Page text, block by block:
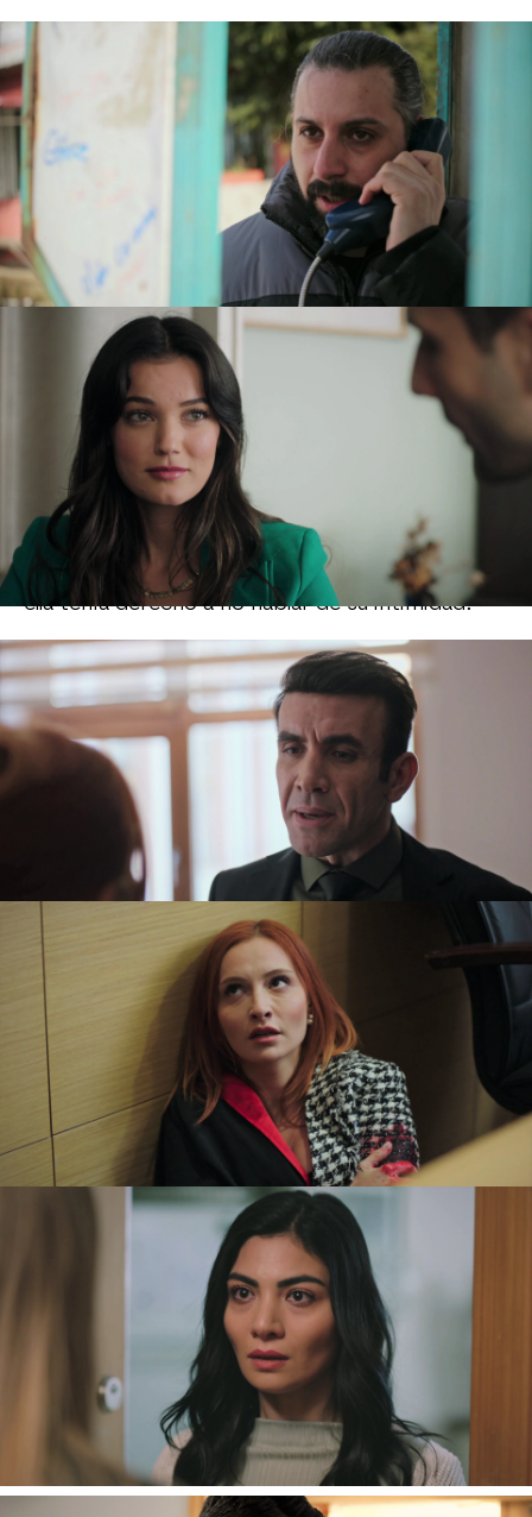
Sin habernos recuperado todavía del beso
apasionado entre
Ilgaz , llegó otro
momentazo de la pareja. Después de pasar su
primera noche juntos,Güldescubrió que habían
dormido en el despacho y le dijo a su hija que
tenían que formalizar su situación. Eso provocó
que la pareja mantuviese una conversación para
aclarar qué son.
Ceylinpensó que todavía no
debían vivir juntos y que debían conocerse
mejor. ¡Pero si no pueden vivir el uno sin el otro!
Por su parte, Pars llamó a declarar aNevapor el
asesinato deEngintras las amenazas de Seda. Le
exigió que le contase dónde estuvo la noche del
crimen, pero ella se negó a hacerlo. No quería
que su hermano supiese que pasó la noche con…
¡el socio de
Yekta ! Por suerte para
irrumpió en el despacho y comunicó a
que
los restos encontrados en el guante eran de un
hombre, por lo que la declaración de
Neva
tenía sentido. Aun así, él insistió a su hermana
para saber dónde había estado esa noche. ¡Pero
ella tenía derecho a no hablar de su intimidad!
Después de la discusión en el despacho con
Neva,Parsescuchó un disparo en el juicio en el
que estaba… ¡su hermana! Uno de los familiares
del hombre acusado le había disparado a la jueza
y le apuntaba con una pistola. En ese momento,
Pars
y se abalanzó sobre el agresor
para detenerle. Pero eso no impidió que
terminase desmayada entre los brazos de su
hermano. ¿Se pondrá bien?
ya sabía que su marido le había sido infiel,
pero al descubrir que
Zümrüt
se había quedado
embarazada, el miedo se apoderó de ella. ¿Y si
Osman
fuese el padre de la criatura? Por eso, se
plantó directamente en casa de la que había sido
amante de su esposo para descubrir la verdad.
Zümrüt
le dice aseguró que el bebé que
esperaba era de su marido, pero la hermana de
Ceylinno lo tenía nada claro y le dijo que… ¡irían
al médico para comprobarlo!
Tras decidir empezar una relación, aunque con
Ilgaz también comenzaron a
juntos como abogados. Aunque Ceylin
sigue cesada y no podrá ejercer por un tiempo,
se empeñó en ayudar a Ilgazen sus primeros
pasos como abogado. De hecho, su apoyo
parece que le ha hizo bien porque
Ilgaz
su primer caso como abogado! La emoción y el
orgullo de Ceylin desencadenó un “te quiero”,
que nos paralizó el corazón. ¡Menudo
momentazo!